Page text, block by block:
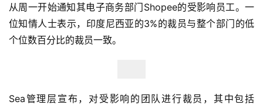
从周一开始通知其电子商务部门Shopee的受影响员工。一
位知情人士表示，印度尼西亚的3%的裁员与整个部门的低
个位数百分比的裁员一致。
Sea管理层宣布，对受影响的团队进行裁员，其中包括